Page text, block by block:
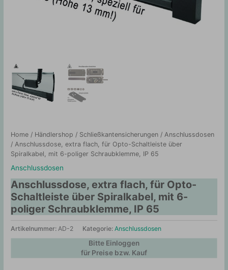
Home / Händlershop / Schließkantensicherungen / Anschlussdosen
/ Anschlussdose, extra flach, für Opto-Schaltleiste über
Spiralkabel, mit 6-poliger Schraubklemme, IP 65
Anschlussdosen
Anschlussdose, extra flach, für Opto-
Schaltleiste über Spiralkabel, mit 6-
poliger Schraubklemme, IP 65
Artikelnummer: AD-2 Kategorie:Anschlussdosen
Bitte Einloggen
für Preise bzw. Kauf